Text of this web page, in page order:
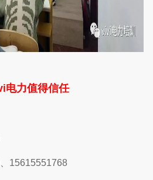
电力值得信任
15615551768